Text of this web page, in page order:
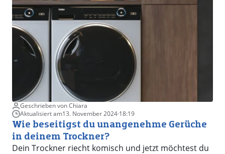
Geschrieben von Chiara
Aktualisiert am13. November 2024·18:19
Wie beseitigst du unangenehme Gerüche
in deinem Trockner?
Dein Trockner riecht komisch und jetzt möchtest du